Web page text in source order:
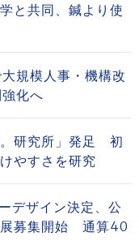
と共同、鍼より使
規模人事・機構改
化へ
研究所」発足 初
やすさを研究
デザイン決定、公
展募集開始 通算40